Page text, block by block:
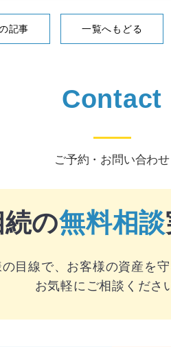
記事 一覧へもどる
Contact
ご予約・お問い合わせ
の無料相談
目線で、お客様の資産を
お気軽にご相談くださ